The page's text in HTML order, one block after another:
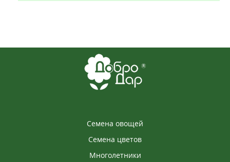
Семена овощей
Семена цветов
Многолетники